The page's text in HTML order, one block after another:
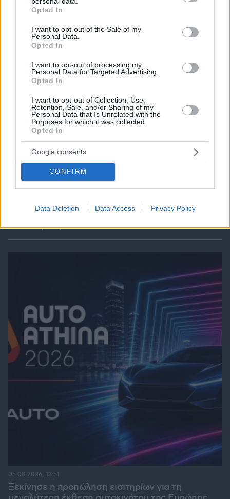
grant or deny consent to Google and its third-party tags to
use your data for below specified purposes in below Google
consent section.
Opted In
I want to opt-out of the Sale of my
Personal Data.
Opted In
I want to opt-out of processing my
Personal Data for Targeted Advertising.
Opted In
I want to opt-out of Collection, Use,
Retention, Sale, and/or Sharing of my
Personal Data that Is Unrelated with the
Purposes for which it was collected.
Opted In
Google consents
CONFIRM
Data Deletion Data Access Privacy Policy
Τα φρούτα που επιλέγουν 4 ενδοκρινολόγοι για
καλύτερο έλεγχο του σακχάρου – Το ένα μειώνει
το λίπος στην κοιλιά
Ξεκίνησε η προπώληση εισιτηρίων για τη
05.08.2026, 13:51